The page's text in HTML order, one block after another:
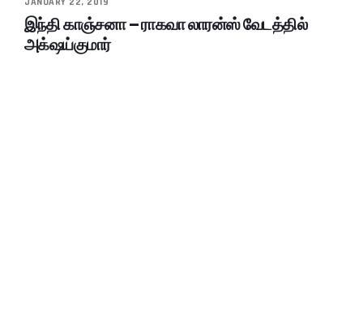
இந்தி காஞ்சனா – ராகவா லாரன்ஸ் வேடத்தில்
அக்‌ஷய்குமார்